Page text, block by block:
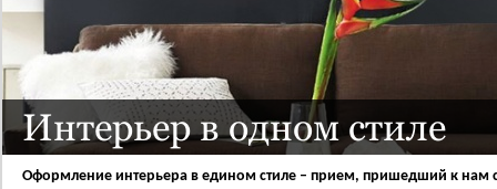
Интерьер в одном стиле
Оформление интерьера в едином стиле – прием, пришедший к нам